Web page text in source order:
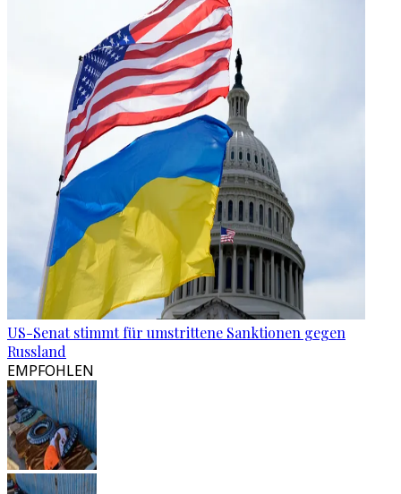
US-Senat stimmt für umstrittene Sanktionen gegen
Russland
EMPFOHLEN